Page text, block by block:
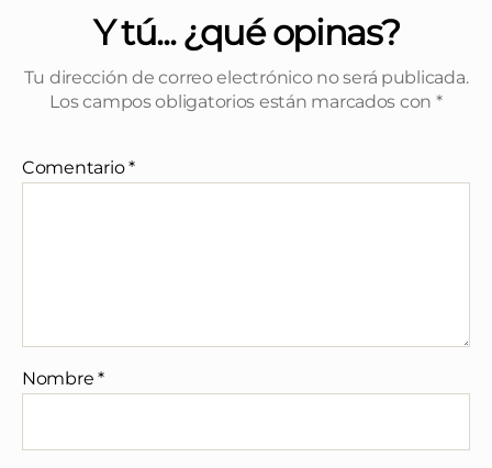
Y tú... ¿qué opinas?
Tu dirección de correo electrónico no será publicada.
Los campos obligatorios están marcados con *
Comentario*
Nombre*